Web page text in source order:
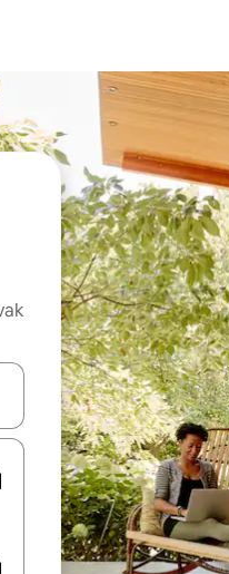
njih pomoću strelica